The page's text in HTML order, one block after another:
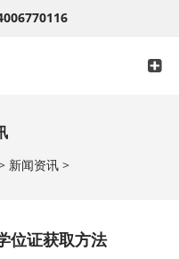
新闻资讯>
位证获取方法